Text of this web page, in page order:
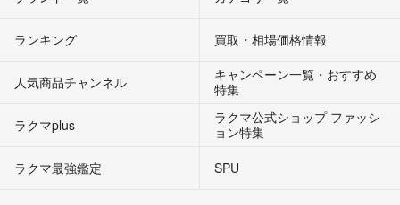
ランキング 買取・相場価格情報
人気商品チャンネル
キャンペーン一覧・おすすめ
特集
ラクマplus
ラクマ公式ショップ ファッシ
ョン特集
ラクマ最強鑑定
SPU